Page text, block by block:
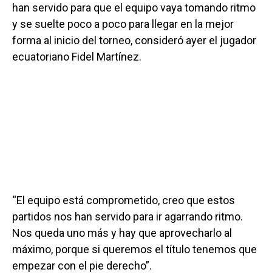
han servido para que el equipo vaya tomando ritmo
y se suelte poco a poco para llegar en la mejor
forma al inicio del torneo, consideró ayer el jugador
ecuatoriano Fidel Martínez.
“El equipo está comprometido, creo que estos
partidos nos han servido para ir agarrando ritmo.
Nos queda uno más y hay que aprovecharlo al
máximo, porque si queremos el título tenemos que
empezar con el pie derecho”.